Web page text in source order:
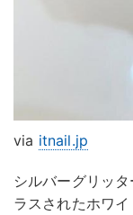
via itnail.jp
シルバーグリッ
ラスされたホワ